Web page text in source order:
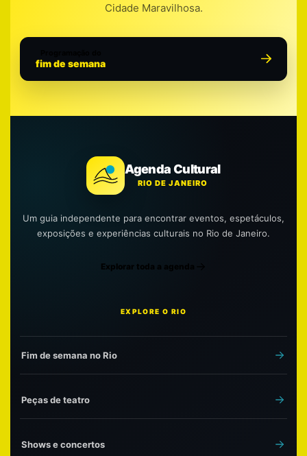
Cidade Maravilhosa.
fim de semana
Agenda Cultural
RIO DE JANEIRO
Um guia independente para encontrar eventos, espetáculos,
exposições e experiências culturais no Rio de Janeiro.
Explorar toda a agenda
EXPLORE O RIO
Fim de semana no Rio
Peças de teatro
Shows e concertos